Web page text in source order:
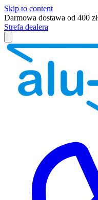
Skip to content
Darmowa dostawa od 400 zł
Strefa dealera